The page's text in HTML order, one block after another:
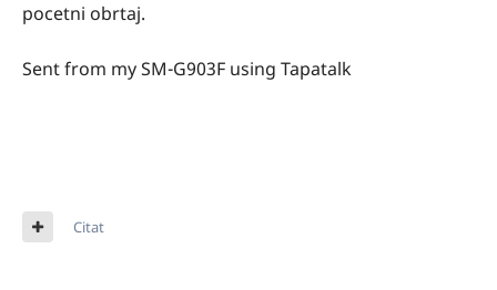
pocetni obrtaj.
Sent from my SM-G903F using Tapatalk
Citat